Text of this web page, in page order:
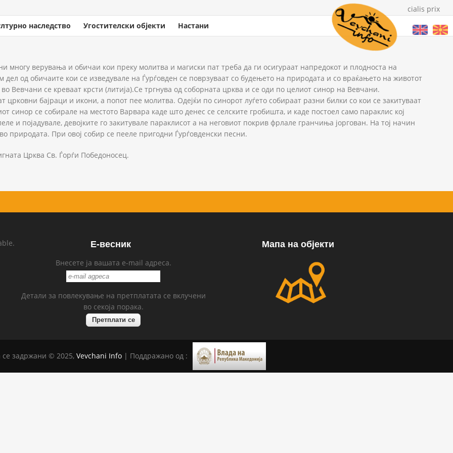
cialis prix
наследство Угостителски објекти Настани
многу верувања и обичаи кои преку молитва и магиски пат треба да ги осигураат напредокот и плодноста на
дел од обичаите кои се изведувале на Ѓурѓовден се поврзуваат со будењето на природата и со враќањето на животот
Вевчани се креваат крсти (литија).Се тргнува од соборната црква и се оди по целиот синор на Вевчани.
бајраци и икони, а попот пее молитва. Одејќи по синорот луѓето собираат разни билки со кои се закитуваат
синор се собирале на местото Варвара каде што денес се селските гробишта, и каде постоел само параклис кој
и појадувале, девојките го закитувале параклисот а на неговиот покрив фрлале гранчиња јоргован. На тој начин
природата. При овој собир се пееле пригодни Ѓурѓовденски песни.
Црква Св. Ѓорѓи Победоносец.
Е-весник
Внесете ја вашата e-mail адреса.
Детали за повлекување на претплатата се вклучени
во секоја порака.
Мапа на објекти
се задржани © 2025, Vevchani Info | Поддражано од :